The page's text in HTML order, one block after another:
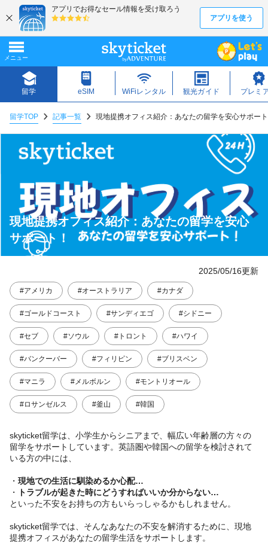
留学TOP 記事一覧 現地提携オフィス紹介：あなたの留学を安心サポー
現地提携オフィス紹介：あなたの留学を安心
サポート！
2025/05/16更新
#アメリカ #オーストラリア #カナダ
#ゴールドコースト #サンディエゴ #シドニー
#セブ #ソウル #トロント #ハワイ
#バンクーバー #フィリピン #ブリスベン
#マニラ #メルボルン #モントリオール
#ロサンゼルス #釜山 #韓国
skyticket留学は、小学生からシニアまで、幅広い年齢層の方々の
留学をサポートしています。英語圏や韓国への留学を検討されて
いる方の中には、
・ 現地での生活に馴染めるか心配…
・
トラブルが起きた時にどうすればいいか分からない…
といった不安をお持ちの方もいらっしゃるかもしれません。
skyticket留学では、そんなあなたの不安を解消するために、現地
提携オフィスがあなたの留学生活をサポートします。